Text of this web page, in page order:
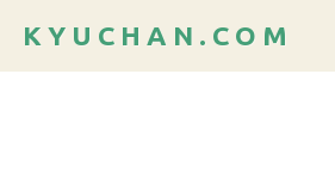
K Y U C H A N . C O M